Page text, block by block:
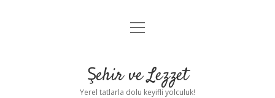
Anasayfa
Yasal Uyarı
menüyü
Şehir ve Lezzet
Yerel tatlarla dolu keyifli yolculuk!